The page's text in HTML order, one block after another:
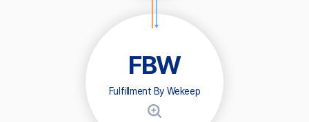
FBW
Fulfillment By Wekeep